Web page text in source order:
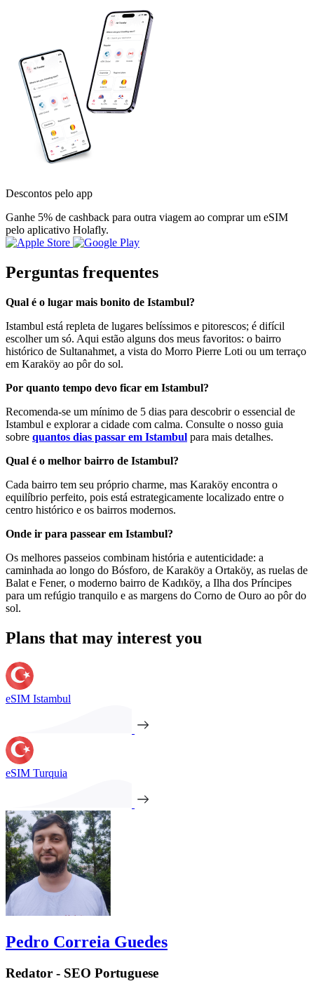
Descontos pelo app
Ganhe 5% de cashback para outra viagem ao comprar um eSIM
pelo aplicativo Holafly.
Perguntas frequentes
Qual é o lugar mais bonito de Istambul?
Istambul está repleta de lugares belíssimos e pitorescos; é difícil
escolher um só. Aqui estão alguns dos meus favoritos: o bairro
histórico de Sultanahmet, a vista do Morro Pierre Loti ou um terraço
em Karaköy ao pôr do sol.
Por quanto tempo devo ficar em Istambul?
Recomenda-se um mínimo de 5 dias para descobrir o essencial de
Istambul e explorar a cidade com calma. Consulte o nosso guia
sobre quantos dias passar em Istambul para mais detalhes.
Qual é o melhor bairro de Istambul?
Cada bairro tem seu próprio charme, mas Karaköy encontra o
equilíbrio perfeito, pois está estrategicamente localizado entre o
centro histórico e os bairros modernos.
Onde ir para passear em Istambul?
Os melhores passeios combinam história e autenticidade: a
caminhada ao longo do Bósforo, de Karaköy a Ortaköy, as ruelas de
Balat e Fener, o moderno bairro de Kadıköy, a Ilha dos Príncipes
para um refúgio tranquilo e as margens do Corno de Ouro ao pôr do
sol.
Plans that may interest you
eSIM Istambul
eSIM Turquia
Pedro Correia Guedes
Redator - SEO Portuguese